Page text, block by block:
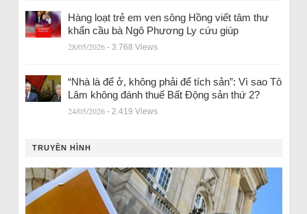
Hàng loạt trẻ em ven sông Hồng viết tâm thư
khẩn cầu bà Ngô Phương Ly cứu giúp
28/05/2026 - 3.768 Views
“Nhà là để ở, không phải để tích sản”: Vì sao Tô
Lâm không đánh thuế Bất Động sản thứ 2?
24/05/2026 - 2.419 Views
TRUYỀN HÌNH